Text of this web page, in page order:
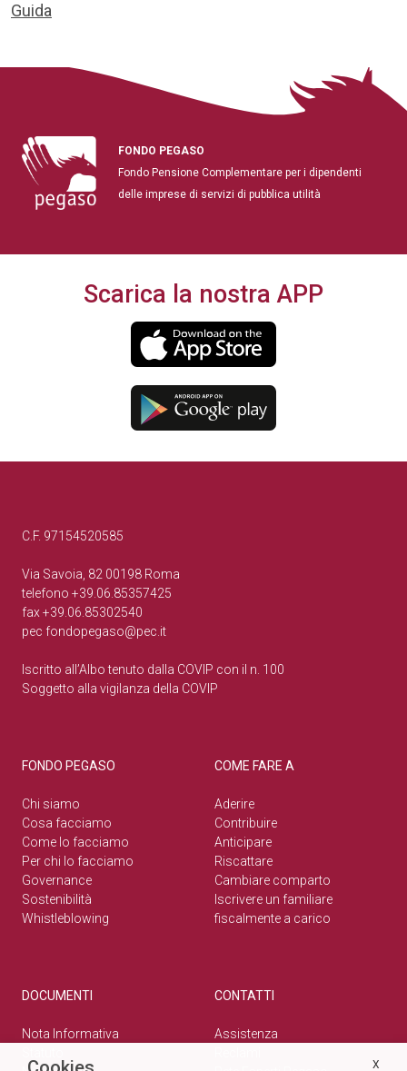
Guida
FONDO PEGASO
Fondo Pensione Complementare per i dipendenti
delle imprese di servizi di pubblica utilità
Scarica la nostra APP
C.F. 97154520585
Via Savoia, 82 00198 Roma
telefono +39.06.85357425
fax +39.06.85302540
pec fondopegaso@pec.it
Iscritto all’Albo tenuto dalla COVIP con il n. 100
Soggetto alla vigilanza della COVIP
FONDO PEGASO
Chi siamo
Cosa facciamo
Come lo facciamo
Per chi lo facciamo
Governance
Sostenibilità
Whistleblowing
COME FARE A
Aderire
Contribuire
Anticipare
Riscattare
Cambiare comparto
Iscrivere un familiare
fiscalmente a carico
DOCUMENTI
Nota Informativa
CONTATTI
Assistenza
X